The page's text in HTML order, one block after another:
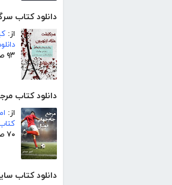
دانلود کتاب
از:
۹۳ صفحه
دانلود کتاب
از:
۷۰ صفحه
دانلود کتاب